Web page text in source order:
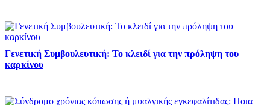
Γενετική Συμβουλευτική: Το κλειδί για την πρόληψη του
καρκίνου